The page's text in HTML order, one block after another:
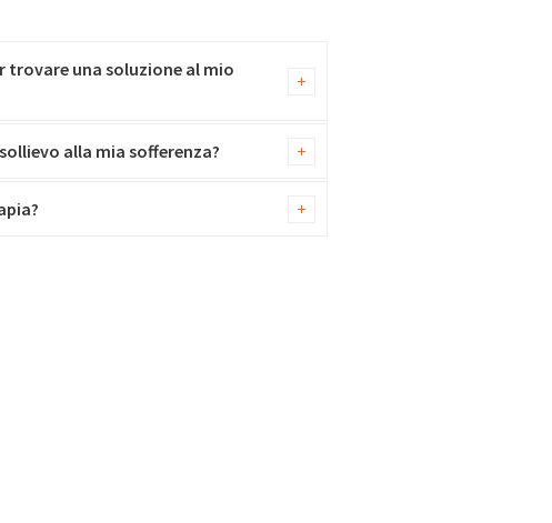
trovare una soluzione al mio
alla mia sofferenza?